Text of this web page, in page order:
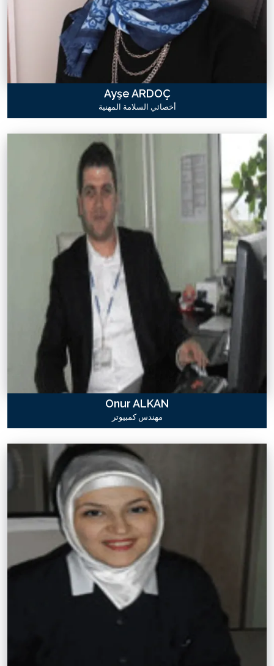
Ayşe ARDOÇ
أخصائي السلامة المهنية
Onur ALKAN
مهندس كمبيوتر